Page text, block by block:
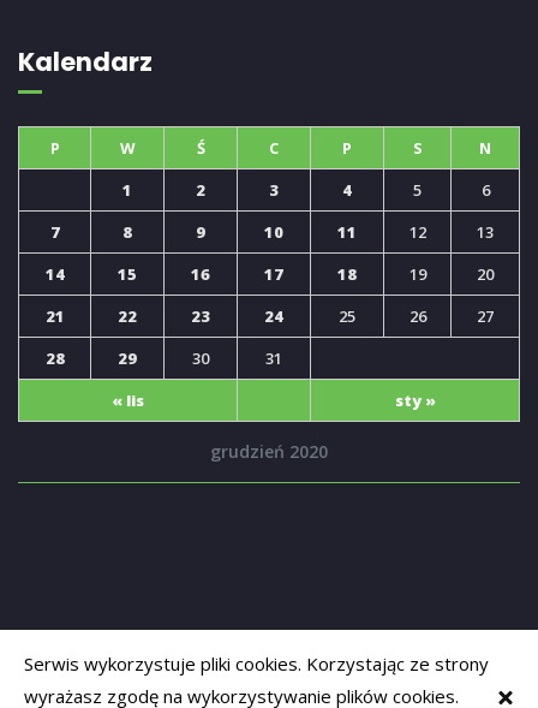
Kalendarz
grudzień 2020
P W Ś C P S N
« lis sty »
1 2 3 4 5
6
7
8 9 10 11 12
13
14
15 16 17 18 19
20
21
22 23 24 25 26
27
28
29 30 31
Serwis wykorzystuje pliki cookies. Korzystając ze strony
wyrażasz zgodę na wykorzystywanie plików cookies.